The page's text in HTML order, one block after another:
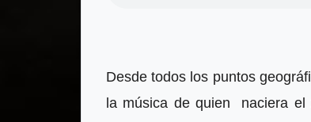
Desde todos los puntos
la música de quien naciera el